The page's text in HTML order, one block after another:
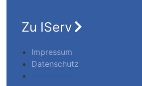
Zu IServ
Impressum
Datenschutz